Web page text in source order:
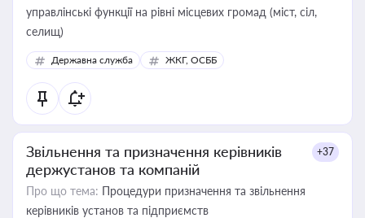
управлінські функції на рівні місцевих громад (міст, сіл,
селищ)
Державна служба ЖКГ, ОСББ
Звільнення та призначення керівників
держустанов та компаній
+37
Про що тема: Процедури призначення та звільнення
керівників установ та підприємств